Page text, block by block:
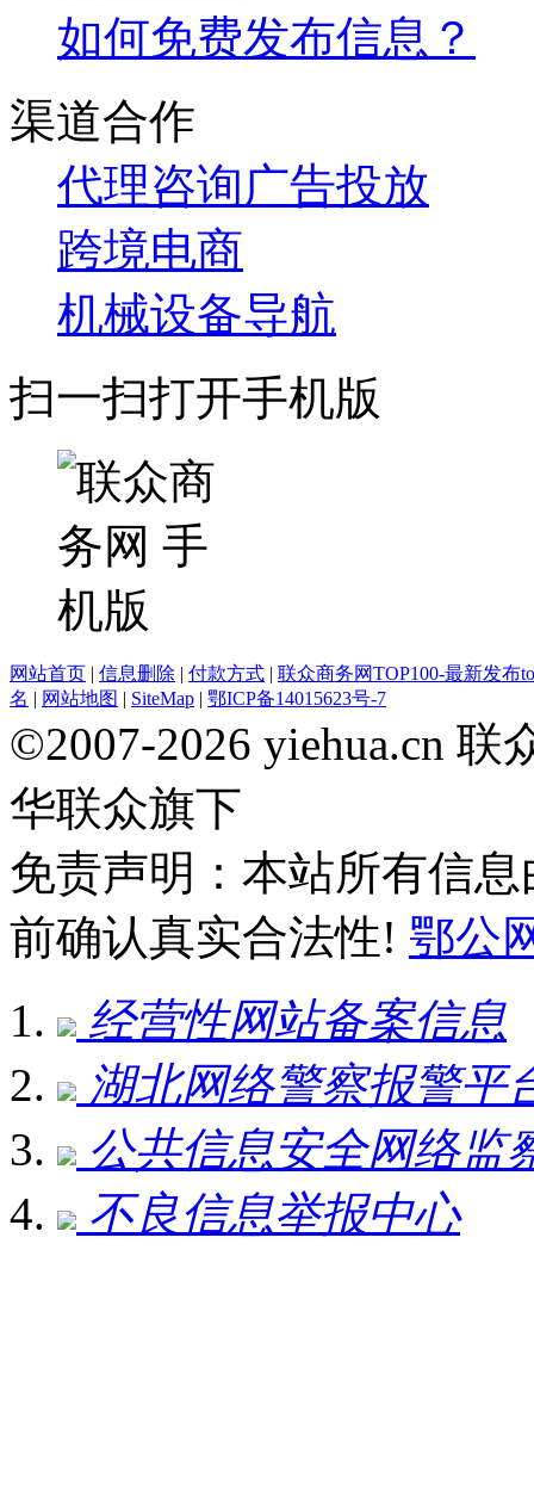
如何免费发布信息？
渠道合作
代理咨询广告投放
跨境电商
机械设备导航
扫一扫打开手机版
网站首页 | 信息删除 | 付款方式 | 联众商务网TOP100-最新发布
名 | 网站地图 | SiteMap | 鄂ICP备14015623号-7
©2007-2026 yiehua.cn
华联众旗下
免责声明：本站所有信
前确认真实合法性! 鄂公
经营性网站备案信息
湖北网络警察报警平
公共信息安全网络监
不良信息举报中心